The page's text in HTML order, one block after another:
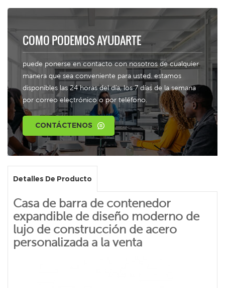
COMO PODEMOS AYUDARTE
puede ponerse en contacto con nosotros de cualquier
manera que sea conveniente para usted. estamos
disponibles las 24 horas del día, los 7 días de la semana
por correo electrónico o por teléfono.
CONTÁCTENOS
Detalles De Producto
Casa de barra de contenedor
expandible de diseño moderno de
lujo de construcción de acero
personalizada a la venta